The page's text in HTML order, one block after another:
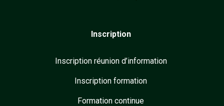
Inscription
Inscription réunion d’information
Inscription formation
Formation continue